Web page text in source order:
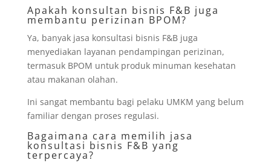
Apakah konsultan bisnis F&B juga
membantu perizinan BPOM?
Ya, banyak jasa konsultasi bisnis F&B juga
menyediakan layanan pendampingan perizinan,
termasuk BPOM untuk produk minuman kesehatan
atau makanan olahan.
Ini sangat membantu bagi pelaku UMKM yang belum
familiar dengan proses regulasi.
Bagaimana cara memilih jasa
konsultasi bisnis F&B yang
terpercaya?